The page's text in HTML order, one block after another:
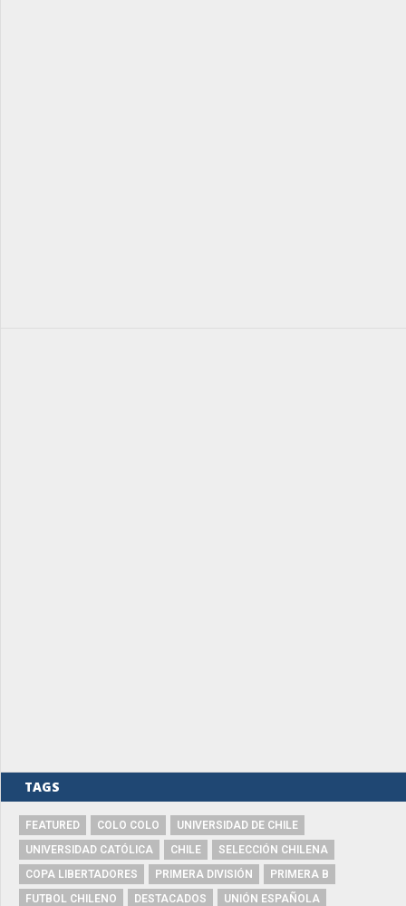
TAGS
FEATURED COLO COLO
UNIVERSIDAD DE CHILE
UNIVERSIDAD CATÓLICA
CHILE
SELECCIÓN CHILENA
COPA LIBERTADORES
PRIMERA DIVISIÓN
PRIMERA B
FUTBOL CHILENO
DESTACADOS
UNIÓN ESPAÑOLA